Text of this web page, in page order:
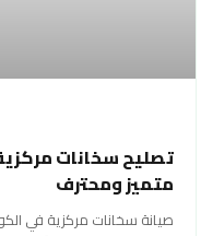
متميز ومحترف
صيانة سخانات مركزية في